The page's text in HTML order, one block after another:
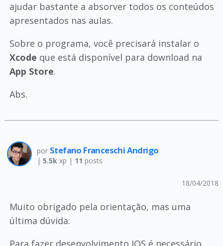
ajudar bastante a absorver todos os conteúdos
apresentados nas aulas.
Sobre o programa, você precisará instalar o
Xcode que está disponível para download na
App Store.
Abs.
por Stefano Franceschi Andrigo
| 5.5kxp | 11 posts
18/04/2018
Muito obrigado pela orientação, mas uma
última dúvida:
Para fazer desenvolvimento IOS é necessário